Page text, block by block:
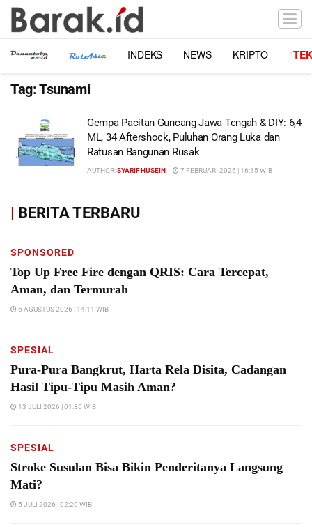
INDEKS NEWS KRIPTO
Tag:Tsunami
Gempa Pacitan Guncang Jawa Tengah & DIY: 6,4
ML, 34 Aftershock, Puluhan Orang Luka dan
Ratusan Bangunan Rusak
AUTHOR:SYARIF HUSEIN 7 FEBRUARI 2026 | 16:15 WIB
| BERITA TERBARU
SPONSORED
Top Up Free Fire dengan QRIS: Cara Tercepat,
Aman, dan Termurah
6 AGUSTUS 2026 | 14:11 WIB
SPESIAL
Pura-Pura Bangkrut, Harta Rela Disita, Cadangan
Hasil Tipu-Tipu Masih Aman?
13 JULI 2026 | 01:36 WIB
SPESIAL
Stroke Susulan Bisa Bikin Penderitanya Langsung
Mati?
5 JULI 2026 | 02:20 WIB